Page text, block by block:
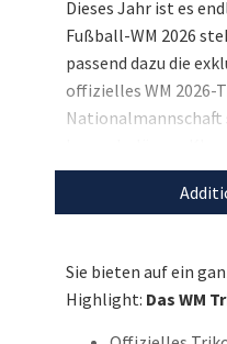
Dieses Jahr ist es
Fußball-WM 2026
passend dazu die
offizielles WM 2026-
Legende Jürgen
einzigartige
seien Sie der Star
Entdecken Sie bei
Sie bieten auf ein
Highlight: Das WM